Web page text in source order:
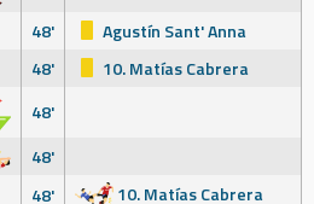
48'
Agustín Sant' Anna
48'
10. Matías Cabrera
48'
48'
48'
10. Matías Cabrera